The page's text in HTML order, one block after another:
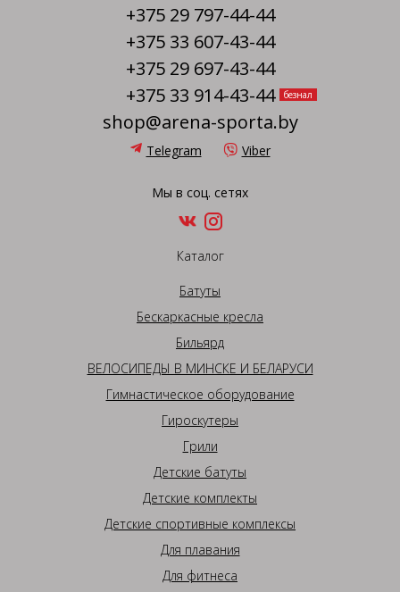
+375 29 797-44-44
+375 33 607-43-44
+375 29 697-43-44
+375 33 914-43-44
безнал
shop@arena-sporta.by
Telegram Viber
Мы в соц. сетях
Каталог
Батуты
Бескаркасные кресла
Бильярд
ВЕЛОСИПЕДЫ В МИНСКЕ И БЕЛАРУСИ
Гимнастическое оборудование
Гироскутеры
Грили
Детские батуты
Детские комплекты
Детские спортивные комплексы
Для плавания
Для фитнеса